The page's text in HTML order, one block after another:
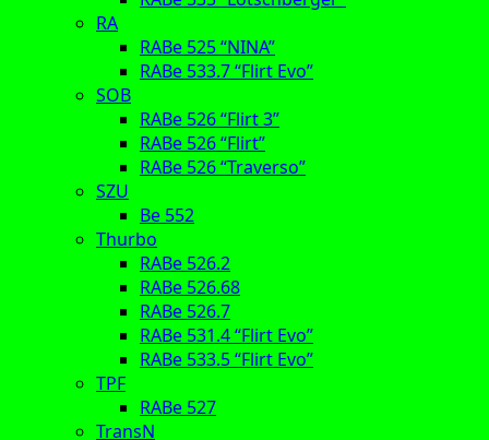
RA
RABe 525 “NINA”
RABe 533.7 “Flirt Evo”
SOB
RABe 526 “Flirt 3”
RABe 526 “Flirt”
RABe 526 “Traverso”
SZU
Be 552
Thurbo
RABe 526.2
RABe 526.68
RABe 526.7
RABe 531.4 “Flirt Evo”
RABe 533.5 “Flirt Evo”
TPF
RABe 527
TransN